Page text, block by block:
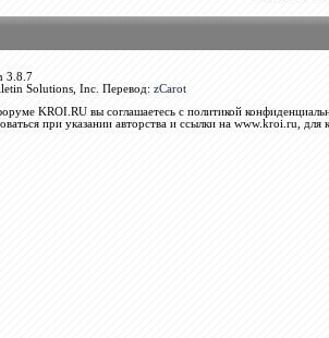
3.8.7
Solutions, Inc. Перевод: zCarot
KROI.RU вы соглашаетесь с политикой
при указании авторства и ссылки на www.kroi.ru, для